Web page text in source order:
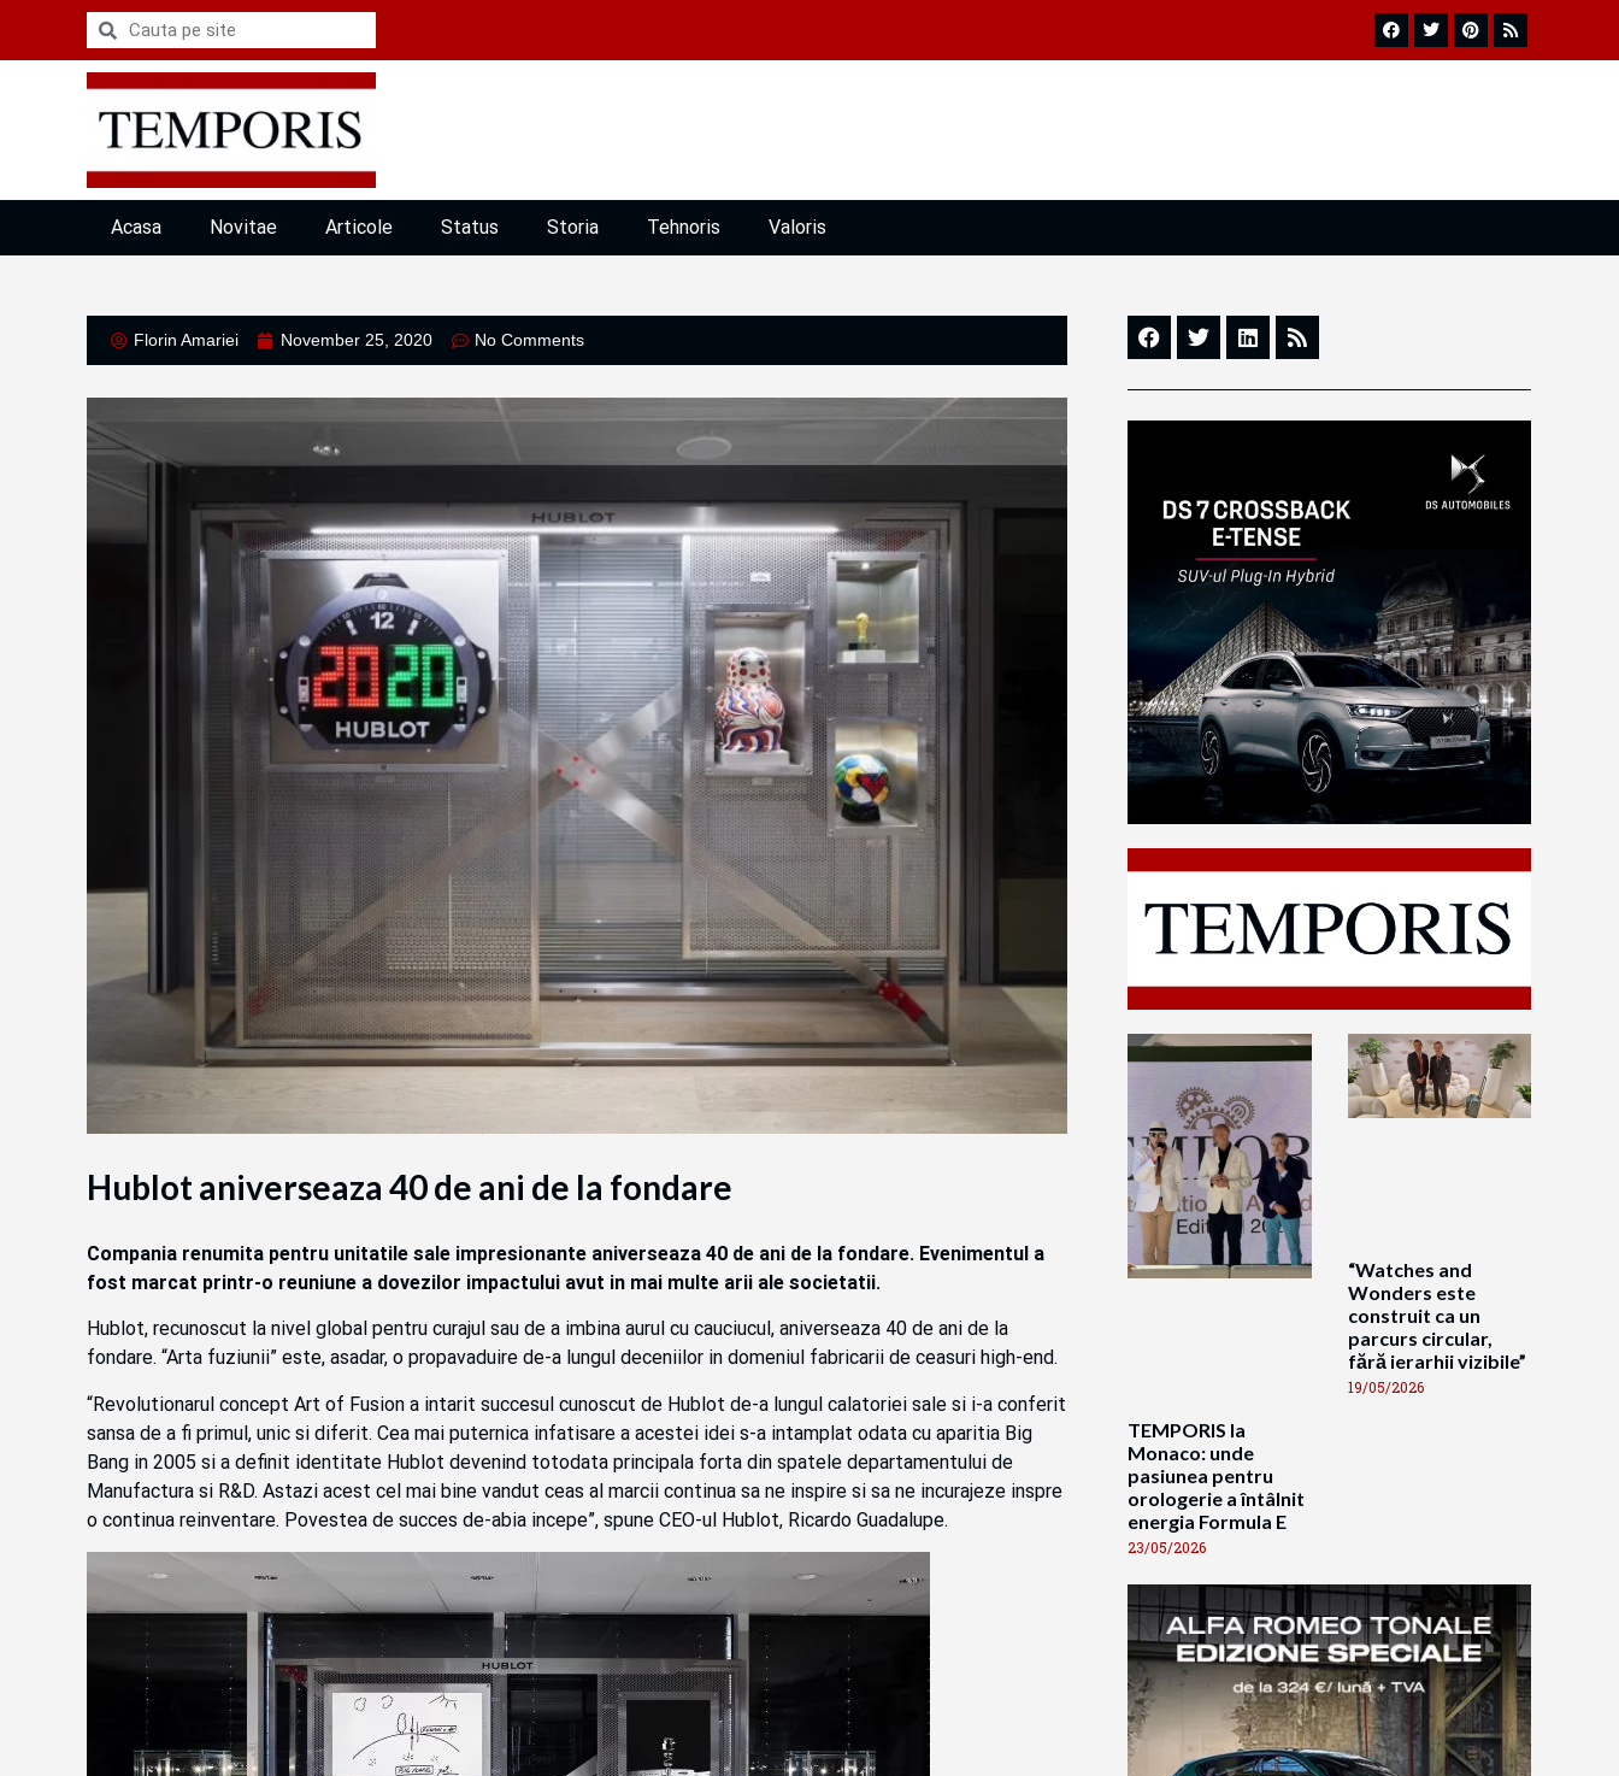
Acasa Novitae Articole Status Storia Tehnoris Valoris
Florin Amariei November 25, 2020 No Comments
Hublot aniverseaza 40 de ani de la fondare
Compania renumita pentru unitatile sale impresionante aniverseaza 40 de ani de la fondare. Evenimentul a
fost marcat printr-o reuniune a dovezilor impactului avut in mai multe arii ale societatii.
Hublot, recunoscut la nivel global pentru curajul sau de a imbina aurul cu cauciucul, aniverseaza 40 de ani de la
fondare. “Arta fuziunii” este, asadar, o propavaduire de-a lungul deceniilor in domeniul fabricarii de ceasuri high-end.
“Revolutionarul concept Art of Fusion a intarit succesul cunoscut de Hublot de-a lungul calatoriei sale si i-a conferit
sansa de a fi primul, unic si diferit. Cea mai puternica infatisare a acestei idei s-a intamplat odata cu aparitia Big
Bang in 2005 si a definit identitate Hublot devenind totodata principala forta din spatele departamentului de
Manufactura si R&D. Astazi acest cel mai bine vandut ceas al marcii continua sa ne inspire si sa ne incurajeze inspre
o continua reinventare. Povestea de succes de-abia incepe”, spune CEO-ul Hublot, Ricardo Guadalupe.
TEMPORIS la
Monaco: unde
pasiunea pentru
orologerie a întâlnit
energia Formula E
23/05/2026
“Watches and
Wonders este
construit ca un
parcurs circular,
fără ierarhii vizibile”
19/05/2026